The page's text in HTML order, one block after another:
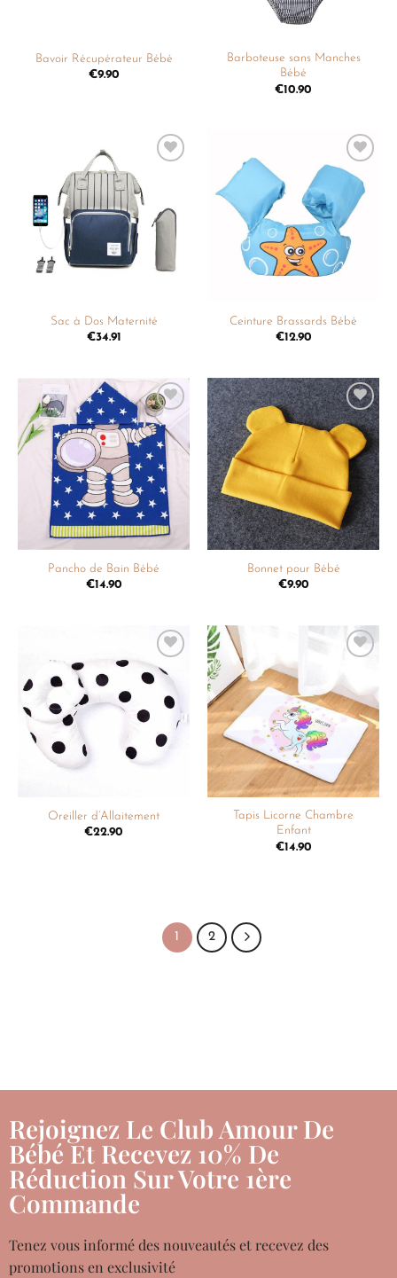
Bavoir Récupérateur Bébé
€9.90
Barboteuse sans Manches
Bébé
€10.90
souhaits
Sac à Dos Maternité
€34.91
Ajouter
liste de
souhaits
Ceinture Brassards Bébé
€12.90
Ajouter
à la
liste de
souhaits
Pancho de Bain Bébé
€14.90
Ajouter
à la
liste de
souhaits
Bonnet pour Bébé
€9.90
Ajouter
liste de
souhaits
Oreiller d’Allaitement
€22.90
liste de
souhaits
Tapis Licorne Chambre
Enfant
€14.90
1 2
Rejoignez Le Club Amour De
Bébé Et Recevez 10% De
Réduction Sur Votre 1ère
Commande
Tenez vous informé des nouveautés et recevez des
promotions en exclusivité